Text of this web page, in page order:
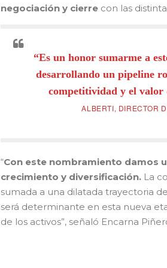
negociación y cierre con las
“Es un honor sumarme a
desarrollando un pipeline
competitividad y el valor
ALBERTI, DIRECTOR
“Con este nombramiento damos
crecimiento y diversificación. La
sumada a una dilatada trayectoria
será determinante en esta nueva
de los activos”, señaló Encarna